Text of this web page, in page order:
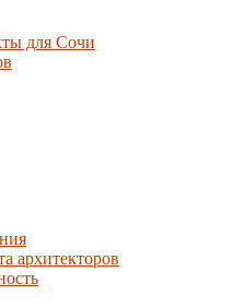
для Сочи
архитекторов